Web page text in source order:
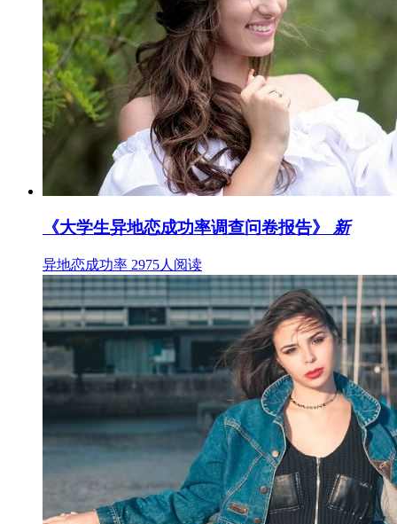
《大学生异地恋成功率调查问卷报告》 新
异地恋成功率 2975人阅读